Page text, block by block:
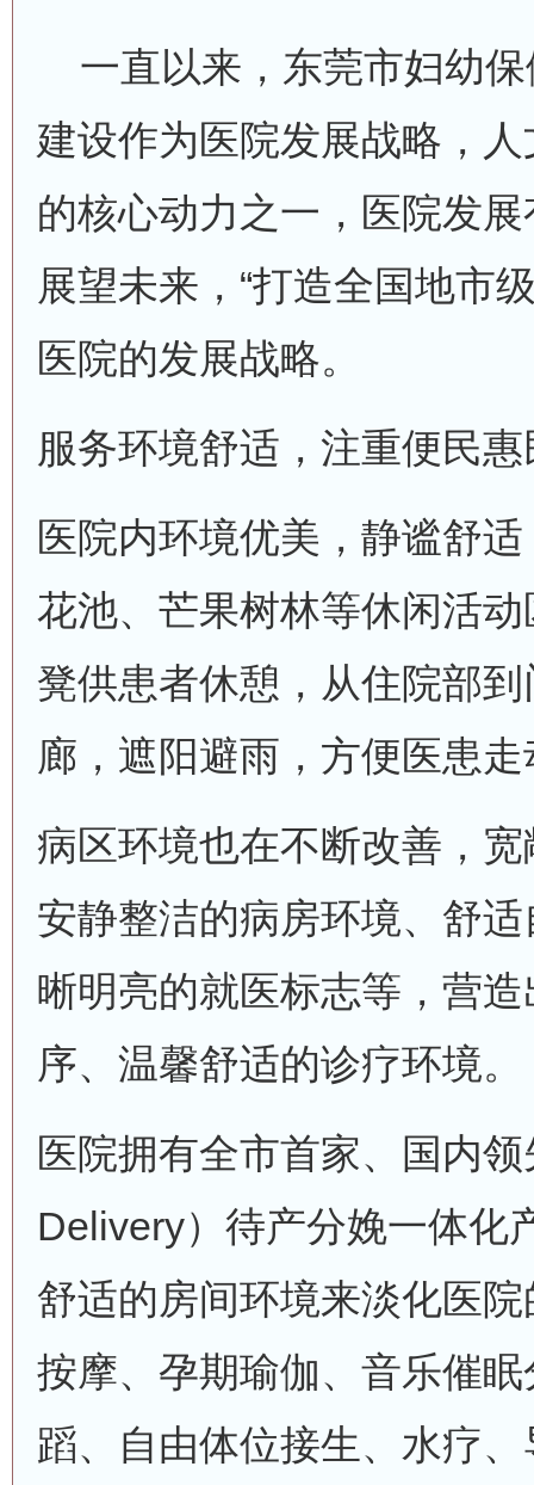
一直以来，东莞市妇幼保
建设作为医院发展战略，
的核心动力之一，医院发
展望未来，“打造全国地市
医院的发展战略。
服务环境舒适，注重便民惠
医院内环境优美，静谧舒
花池、芒果树林等休闲活
凳供患者休憩，从住院部
廊，遮阳避雨，方便医患走
病区环境也在不断改善，
安静整洁的病房环境、舒
晰明亮的就医标志等，营
序、温馨舒适的诊疗环境。
医院拥有全市首家、国内
Delivery）待产分娩一体化
舒适的房间环境来淡化医
按摩、孕期瑜伽、音乐催
蹈、自由体位接生、水疗